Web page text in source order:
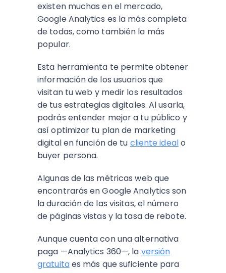
existen muchas en el mercado,
Google Analytics es la más completa
de todas, como también la más
popular.
Esta herramienta te permite obtener
información de los usuarios que
visitan tu web y medir los resultados
de tus estrategias digitales. Al usarla,
podrás entender mejor a tu público y
así optimizar tu plan de marketing
digital en función de tu cliente idealo
buyer persona.
Algunas de las métricas web que
encontrarás en Google Analytics son
la duración de las visitas, el número
de páginas vistas y la tasa de rebote.
Aunque cuenta con una alternativa
paga —Analytics 360—, la versión
gratuitaes más que suficiente para